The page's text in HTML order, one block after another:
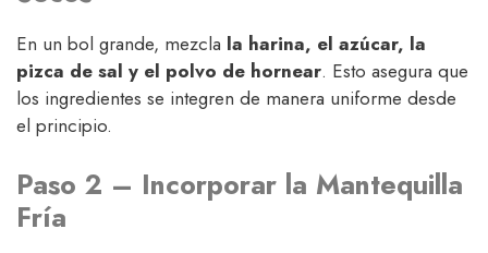
En un bol grande, mezcla la harina, el azúcar, la
pizca de sal y el polvo de hornear. Esto asegura que
los ingredientes se integren de manera uniforme desde
el principio.
Paso 2 – Incorporar la Mantequilla
Fría